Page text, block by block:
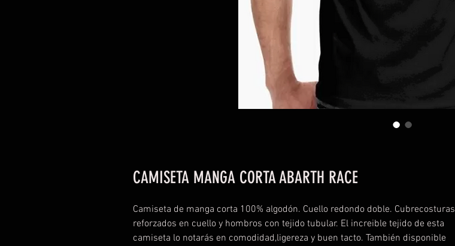
CAMISETA MANGA CORTA ABARTH RACE
Camiseta de manga corta 100% algodón. Cuello redondo doble. Cubrecosturas
reforzados en cuello y hombros con tejido tubular. El increible tejido de esta
camiseta lo notarás en comodidad,ligereza y buen tacto. También disponible